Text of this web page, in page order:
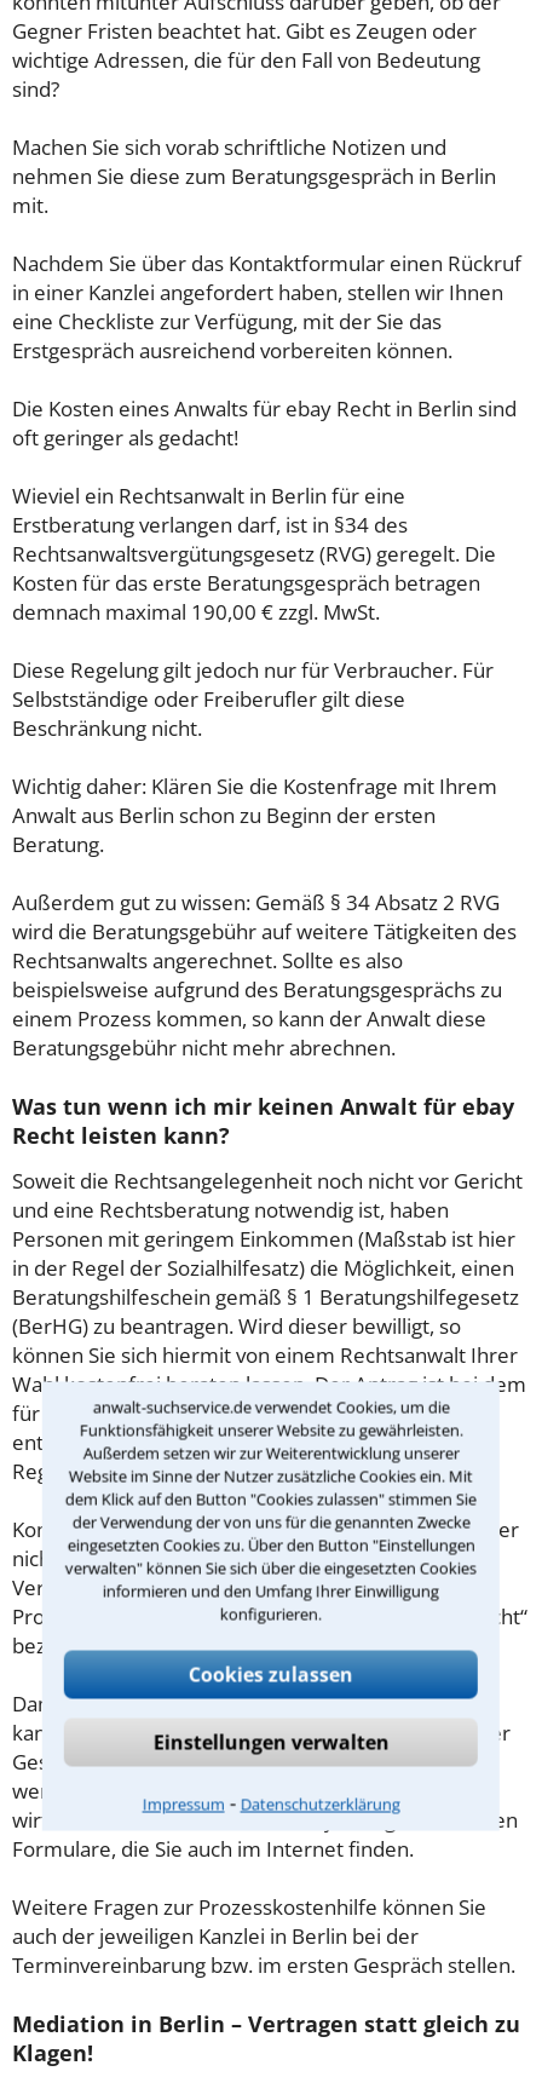
anwalt-suchservice.de verwendet Cookies, um die
Funktionsfähigkeit unserer Website zu gewährleisten.
Außerdem setzen wir zur Weiterentwicklung unserer
Website im Sinne der Nutzer zusätzliche Cookies ein. Mit
dem Klick auf den Button "Cookies zulassen" stimmen Sie
der Verwendung der von uns für die genannten Zwecke
eingesetzten Cookies zu. Über den Button "Einstellungen
verwalten" können Sie sich über die eingesetzten Cookies
informieren und den Umfang Ihrer Einwilligung
konfigurieren.
Cookies zulassen
Einstellungen verwalten
Impressum ⁃ Datenschutzerklärung
Gegner Fristen beachtet hat. Gibt es Zeugen oder
wichtige Adressen, die für den Fall von Bedeutung
sind?
Machen Sie sich vorab schriftliche Notizen und
nehmen Sie diese zum Beratungsgespräch in Berlin
mit.
Nachdem Sie über das Kontaktformular einen Rückruf
in einer Kanzlei angefordert haben, stellen wir Ihnen
eine Checkliste zur Verfügung, mit der Sie das
Erstgespräch ausreichend vorbereiten können.
Die Kosten eines Anwalts für ebay Recht in Berlin sind
oft geringer als gedacht!
Wieviel ein Rechtsanwalt in Berlin für eine
Erstberatung verlangen darf, ist in §34 des
Rechtsanwaltsvergütungsgesetz (RVG) geregelt. Die
Kosten für das erste Beratungsgespräch betragen
demnach maximal 190,00 € zzgl. MwSt.
Diese Regelung gilt jedoch nur für Verbraucher. Für
Selbstständige oder Freiberufler gilt diese
Beschränkung nicht.
Wichtig daher: Klären Sie die Kostenfrage mit Ihrem
Anwalt aus Berlin schon zu Beginn der ersten
Beratung.
Außerdem gut zu wissen: Gemäß § 34 Absatz 2 RVG
wird die Beratungsgebühr auf weitere Tätigkeiten des
Rechtsanwalts angerechnet. Sollte es also
beispielsweise aufgrund des Beratungsgesprächs zu
einem Prozess kommen, so kann der Anwalt diese
Beratungsgebühr nicht mehr abrechnen.
Was tun wenn ich mir keinen Anwalt für ebay
Recht leisten kann?
Soweit die Rechtsangelegenheit noch nicht vor Gericht
und eine Rechtsberatung notwendig ist, haben
Personen mit geringem Einkommen (Maßstab ist hier
in der Regel der Sozialhilfesatz) die Möglichkeit, einen
Beratungshilfeschein gemäß § 1 Beratungshilfegesetz
(BerHG) zu beantragen. Wird dieser bewilligt, so
können Sie sich hiermit von einem Rechtsanwalt Ihrer
Wahl kostenfrei beraten lassen. Der Antrag ist bei dem
für Sie zuständigen Amtsgericht zu stellen,
entsprechende Antragsformulare finden Sie in der
Regel auf der Homepage des jeweiligen Gerichts.
Kommt es zum Rechtsstreit vor Gericht, hat jeder, der
nicht in der Lage ist, die Anwaltskosten für ein
Verfahren aufzubringen, Anspruch auf
Prozesskostenhilfe (PKH; früher auch als „Armenrecht“
bezeichnet). Fragen Sie auch dazu Ihren Anwalt.
Damit die Verfahrenskostenhilfe bewilligt werden
kann, muss im Vorfeld ein schriftlicher Antrag bei der
Geschäftsstelle des zuständigen Gerichtes gestellt
werden. Verwenden Sie für die Auskunft Ihrer
wirtschaftlichen Verhältnisse, die jeweiligen amtlichen
Formulare, die Sie auch im Internet finden.
Weitere Fragen zur Prozesskostenhilfe können Sie
auch der jeweiligen Kanzlei in Berlin bei der
Terminvereinbarung bzw. im ersten Gespräch stellen.
Mediation in Berlin – Vertragen statt gleich zu
Klagen!